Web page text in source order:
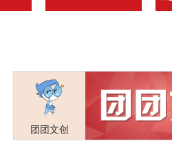
团团文创